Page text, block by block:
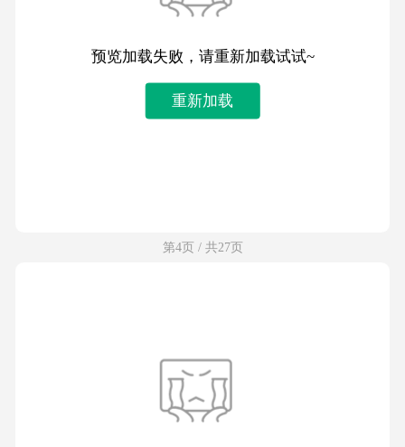
预览加载失败，请重新加载试试~
重新加载
第4页 / 共27页